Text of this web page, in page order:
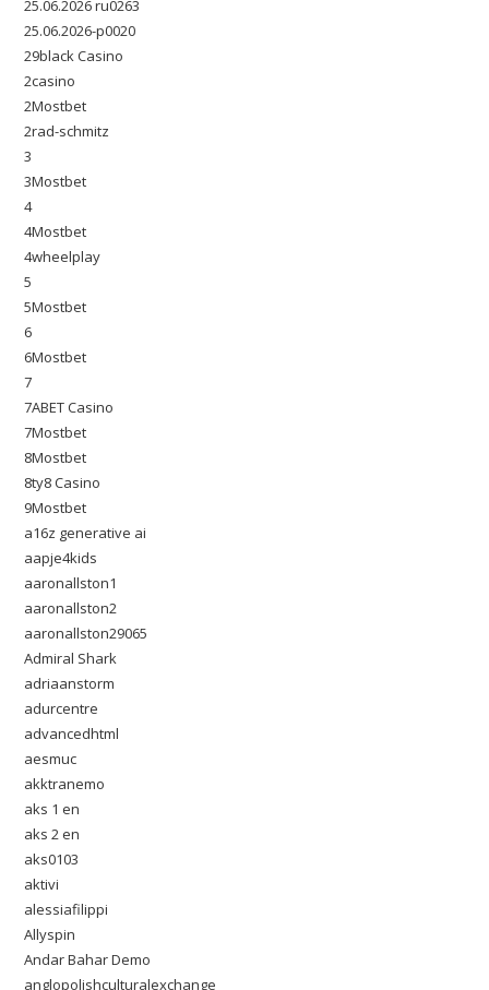
25.06.2026 ru0263
25.06.2026-p0020
29black Casino
2casino
2Mostbet
2rad-schmitz
3
3Mostbet
4
4Mostbet
4wheelplay
5
5Mostbet
6
6Mostbet
7
7ABET Casino
7Mostbet
8Mostbet
8ty8 Casino
9Mostbet
a16z generative ai
aapje4kids
aaronallston1
aaronallston2
aaronallston29065
Admiral Shark
adriaanstorm
adurcentre
advancedhtml
aesmuc
akktranemo
aks 1 en
aks 2 en
aks0103
aktivi
alessiafilippi
Allyspin
Andar Bahar Demo
anglopolishculturalexchange